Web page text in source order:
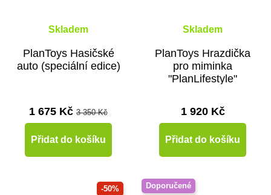
Skladem
PlanToys Hasičské
auto (speciální edice)
1 675 Kč 3 350 Kč
Přidat do košíku
Skladem
PlanToys Hrazdička
pro miminka
"PlanLifestyle"
1 920 Kč
Přidat do košíku
-50% Doporučené